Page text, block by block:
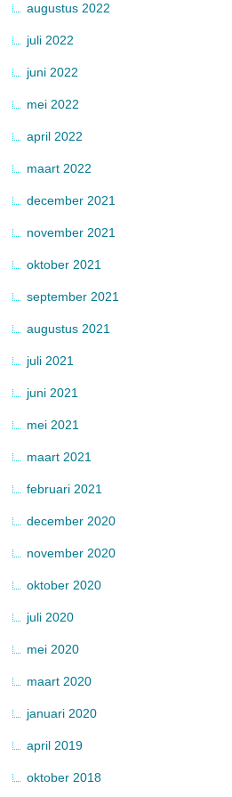
augustus 2022
juli 2022
juni 2022
mei 2022
april 2022
maart 2022
december 2021
november 2021
oktober 2021
september 2021
augustus 2021
juli 2021
juni 2021
mei 2021
maart 2021
februari 2021
december 2020
november 2020
oktober 2020
juli 2020
mei 2020
maart 2020
januari 2020
april 2019
oktober 2018